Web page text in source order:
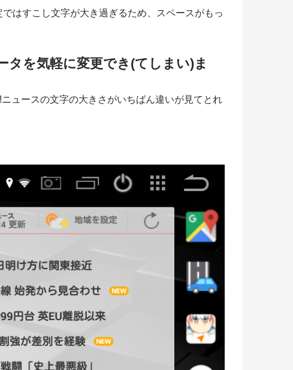
はすこし文字が大き過ぎるため、スペースがもっ
タを気軽に変更でき(てしまい)ま
ュースの文字の大きさがいちばん違いが見てとれ